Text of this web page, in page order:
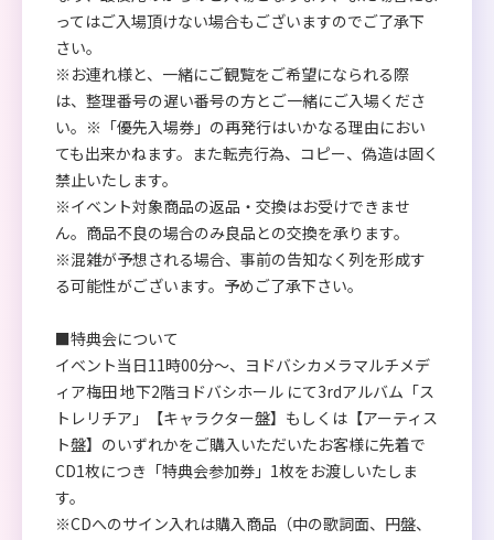
ってはご入場頂けない場合もございますのでご了承下
さい。
※お連れ様と、一緒にご観覧をご希望になられる際
は、整理番号の遅い番号の方とご一緒にご入場くださ
い。※「優先入場券」の再発行はいかなる理由におい
ても出来かねます。また転売行為、コピー、偽造は固く
禁止いたします。
※イベント対象商品の返品・交換はお受けできませ
ん。商品不良の場合のみ良品との交換を承ります。
※混雑が予想される場合、事前の告知なく列を形成す
る可能性がございます。予めご了承下さい。
■特典会について
イベント当日11時00分～、ヨドバシカメラマルチメデ
ィア梅田 地下2階ヨドバシホール にて3rdアルバム「ス
トレリチア」【キャラクター盤】もしくは【アーティス
ト盤】のいずれかをご購入いただいたお客様に先着で
CD1枚につき「特典会参加券」1枚をお渡しいたしま
す。
※CDへのサイン入れは購入商品（中の歌詞面、円盤、